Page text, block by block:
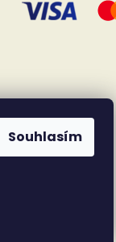
Souhlasím